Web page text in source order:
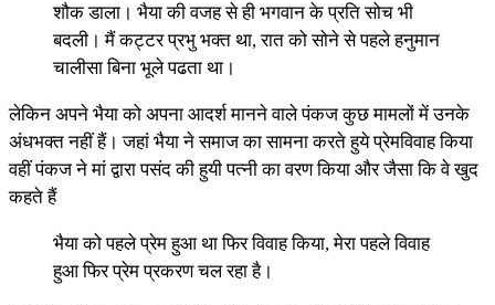
शौक डाला। भैया की वजह से ही भगवान के प्रति सोच भी
बदली। मैं कट्टर प्रभु भक्त था, रात को सोने से पहले हनुमान
चालीसा बिना भूले पढता था।
लेकिन अपने भैया को अपना आदर्श मानने वाले पंकज कुछ मामलों में उनके
अंधभक्त नहीं हैं। जहां भैया ने समाज का सामना करते हुये प्रेमविवाह किया
वहीं पंकज ने मां द्वारा पसंद की हुयी पत्नी का वरण किया और जैसा कि वे खुद
कहते हैं
भैया को पहले प्रेम हुआ था फिर विवाह किया, मेरा पहले विवाह
हुआ फिर प्रेम प्रकरण चल रहा है।